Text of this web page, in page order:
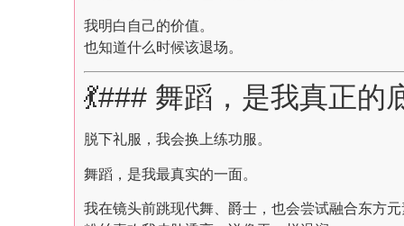
我明白自己的价值。
也知道什么时候该退场。
💃### 舞蹈，是我真正的
脱下礼服，我会换上练功服。
舞蹈，是我最真实的一面。
我在镜头前跳现代舞、爵士，也会尝试融合东方